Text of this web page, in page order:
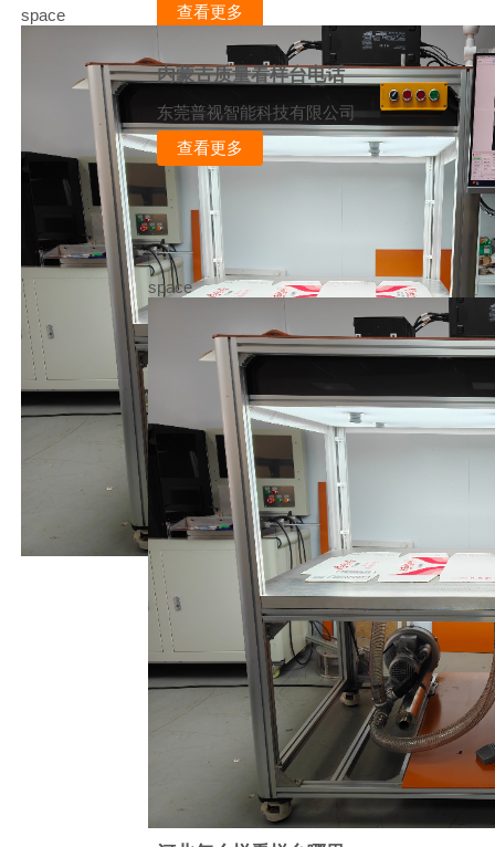
查看更多
space
内蒙古质量看样台电话
东莞普视智能科技有限公司
查看更多
space